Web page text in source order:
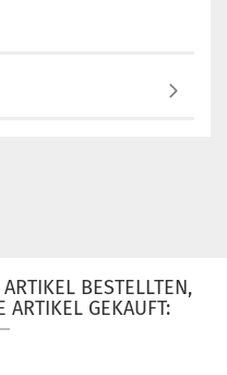
BESTELLTEN,
ARTIKEL GEKAUFT: